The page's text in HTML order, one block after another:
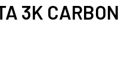
3K CARBON